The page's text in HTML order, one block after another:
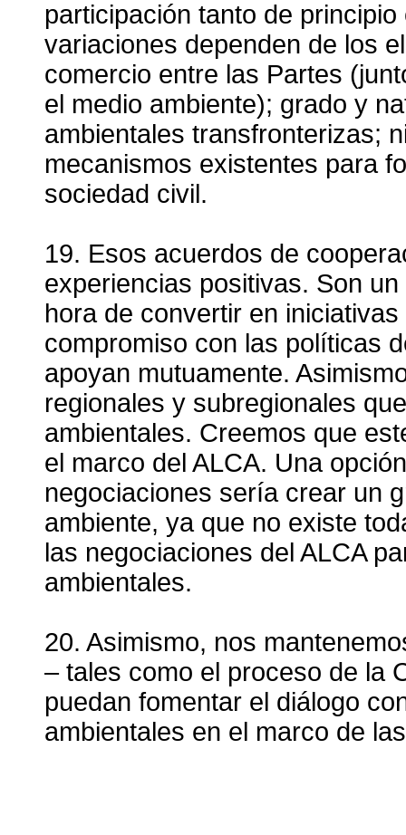
participación tanto de
variaciones dependen de los
comercio entre las Partes
el medio ambiente); grado y
ambientales transfronterizas;
mecanismos existentes para
sociedad civil.
19. Esos acuerdos de
experiencias positivas. Son
hora de convertir en
compromiso con las políticas
apoyan mutuamente.
regionales y subregionales
ambientales. Creemos que
el marco del ALCA. Una
negociaciones sería crear un
ambiente, ya que no existe
las negociaciones del ALCA
ambientales.
20. Asimismo, nos
– tales como el proceso de la
puedan fomentar el diálogo
ambientales en el marco de